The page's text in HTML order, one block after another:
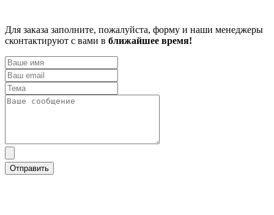
Для заказа заполните, пожалуйста, форму и наши менеджеры
сконтактируют с вами в ближайшее время!
Отправить